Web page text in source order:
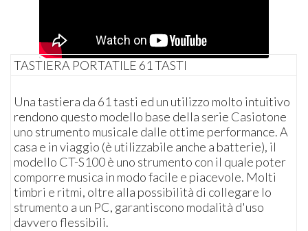
TASTIERA PORTATILE 61 TASTI
Una tastiera da 61 tasti ed un utilizzo molto intuitivo
rendono questo modello base della serie Casiotone
uno strumento musicale dalle ottime performance. A
casa e in viaggio (è utilizzabile anche a batterie), il
modello CT-S100 è uno strumento con il quale poter
comporre musica in modo facile e piacevole. Molti
timbri e ritmi, oltre alla possibilità di collegare lo
strumento a un PC, garantiscono modalità d'uso
davvero flessibili.